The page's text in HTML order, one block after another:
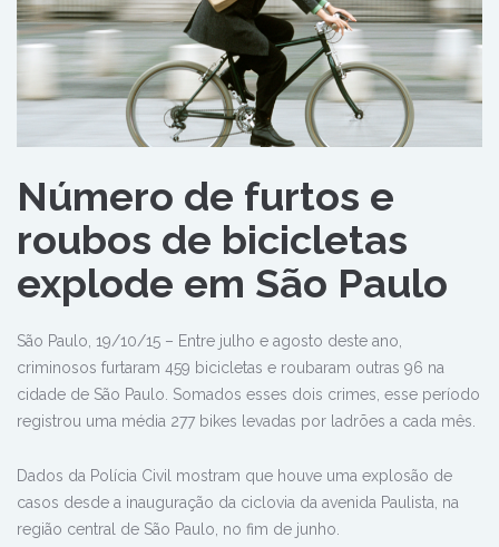
Número de furtos e
roubos de bicicletas
explode em São Paulo
São Paulo, 19/10/15 – Entre julho e agosto deste ano,
criminosos furtaram 459 bicicletas e roubaram outras 96 na
cidade de São Paulo. Somados esses dois crimes, esse período
registrou uma média 277 bikes levadas por ladrões a cada mês.
Dados da Polícia Civil mostram que houve uma explosão de
casos desde a inauguração da ciclovia da avenida Paulista, na
região central de São Paulo, no fim de junho.